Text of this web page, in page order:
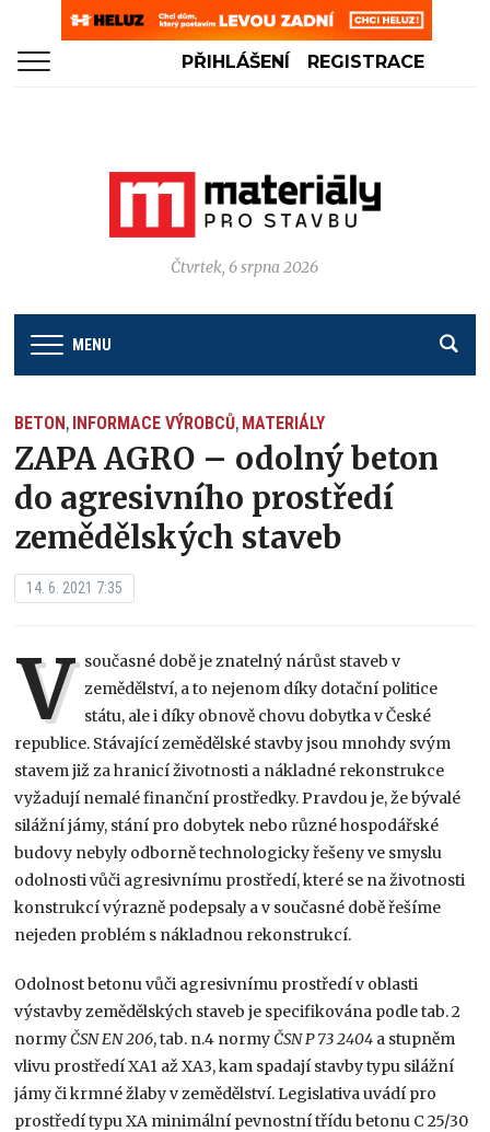
PŘIHLÁŠENÍ REGISTRACE
Čtvrtek, 6 srpna 2026
MENU
BETON, INFORMACE VÝROBCŮ, MATERIÁLY
ZAPA AGRO – odolný beton
do agresivního prostředí
zemědělských staveb
14. 6. 2021 7:35
V současné době je znatelný nárůst staveb v
zemědělství, a to nejenom díky dotační politice
státu, ale i díky obnově chovu dobytka v České
republice. Stávající zemědělské stavby jsou mnohdy svým
stavem již za hranicí životnosti a nákladné rekonstrukce
vyžadují nemalé finanční prostředky. Pravdou je, že bývalé
silážní jámy, stání pro dobytek nebo různé hospodářské
budovy nebyly odborně technologicky řešeny ve smyslu
odolnosti vůči agresivnímu prostředí, které se na životnosti
konstrukcí výrazně podepsaly a v současné době řešíme
nejeden problém s nákladnou rekonstrukcí.
Odolnost betonu vůči agresivnímu prostředí v oblasti
výstavby zemědělských staveb je specifikována podle tab. 2
normyČSN EN 206, tab. n.4 normyČSN P 73 2404 a stupněm
vlivu prostředí XA1 až XA3, kam spadají stavby typu silážní
jámy či krmné žlaby v zemědělství. Legislativa uvádí pro
prostředí typu XA minimální pevnostní třídu betonu C 25/30